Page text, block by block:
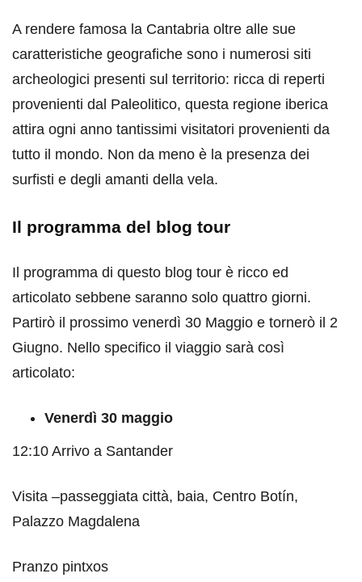
A rendere famosa la Cantabria oltre alle sue
caratteristiche geografiche sono i numerosi siti
archeologici presenti sul territorio: ricca di reperti
provenienti dal Paleolitico, questa regione iberica
attira ogni anno tantissimi visitatori provenienti da
tutto il mondo. Non da meno è la presenza dei
surfisti e degli amanti della vela.
Il programma del blog tour
Il programma di questo blog tour è ricco ed
articolato sebbene saranno solo quattro giorni.
Partirò il prossimo venerdì 30 Maggio e tornerò il 2
Giugno. Nello specifico il viaggio sarà così
articolato:
Venerdì 30 maggio
12:10 Arrivo a Santander
Visita –passeggiata città, baia, Centro Botín,
Palazzo Magdalena
Pranzo pintxos